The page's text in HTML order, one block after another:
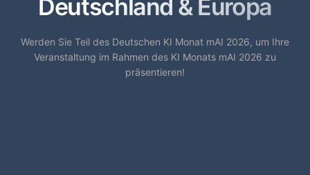
Deutschland & Europa
Werden Sie Teil des Deutschen KI Monat mAI 2026, um Ihre
Veranstaltung im Rahmen des KI Monats mAI 2026 zu
präsentieren!